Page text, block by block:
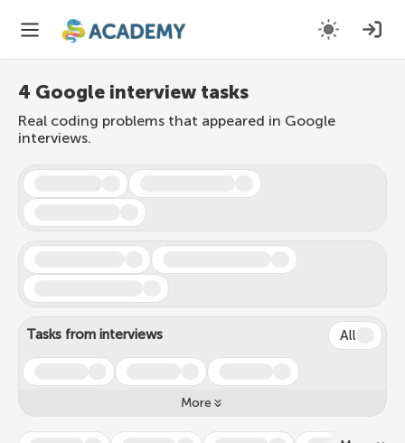
4 Google interview tasks
Real coding problems that appeared in Google
interviews.
Tasks from interviews All
More